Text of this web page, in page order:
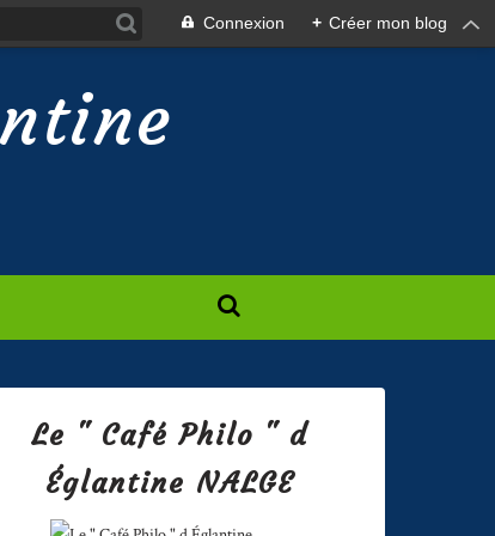
Connexion + Créer mon blog
Le " Café Philo " d
Églantine NALGE